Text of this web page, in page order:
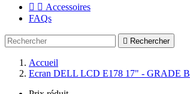
  Accessoires
FAQs
 Rechercher
Accueil
Ecran DELL LCD E178 17" - GRADE B